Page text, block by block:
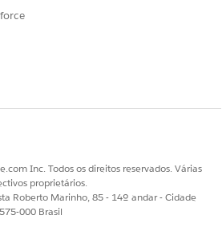
devem dar consentimento durante o
um formulário de autorização para
de empréstimos e leasing, e
uso de dados separada para os
RESOLVEU SEU PROBLEMA?
podermos melhorar!
Sim
Inc. Todos os direitos reservados. Várias
proprietários.
Roberto Marinho, 85 - 14º andar - Cidade
000 Brasil